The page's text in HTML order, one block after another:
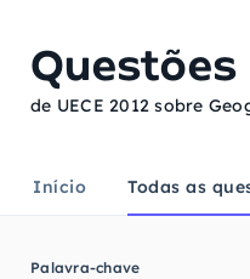
Questões
de UECE 2012 sobre
Início Todas as
Palavra-chave